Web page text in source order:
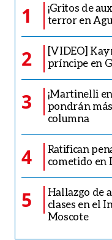
1
¡Gritos de
terror en
2
[VIDEO]
príncipe en
3
¡Martinelli
pondrán
columna
4
Ratifican
cometido en
5
Hallazgo de
clases en el
Moscote